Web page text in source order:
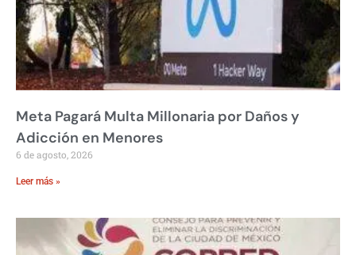
Meta Pagará Multa Millonaria por Daños y
Adicción en Menores
6 de agosto, 2026
Leer más »